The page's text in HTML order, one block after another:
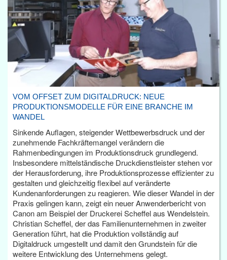
VOM OFFSET ZUM DIGITALDRUCK: NEUE
PRODUKTIONSMODELLE FÜR EINE BRANCHE IM
WANDEL
Sinkende Auflagen, steigender Wettbewerbsdruck und der
zunehmende Fachkräftemangel verändern die
Rahmenbedingungen im Produktionsdruck grundlegend.
Insbesondere mittelständische Druckdienstleister stehen vor
der Herausforderung, ihre Produktionsprozesse effizienter zu
gestalten und gleichzeitig flexibel auf veränderte
Kundenanforderungen zu reagieren. Wie dieser Wandel in der
Praxis gelingen kann, zeigt ein neuer Anwenderbericht von
Canon am Beispiel der Druckerei Scheffel aus Wendelstein.
Christian Scheffel, der das Familienunternehmen in zweiter
Generation führt, hat die Produktion vollständig auf
Digitaldruck umgestellt und damit den Grundstein für die
weitere Entwicklung des Unternehmens gelegt.